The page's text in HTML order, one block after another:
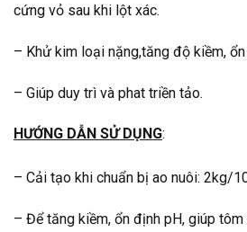
cứng vỏ sau khi lột xác.
– Khử kim loại nặng,tăng độ kiềm,
– Giúp duy trì và phat triền tảo.
HƯỚNG DẪN SỬ DỤNG:
– Cải tạo khi chuẩn bị ao nuôi: 2kg/
– Để tăng kiềm, ổn định pH, giúp